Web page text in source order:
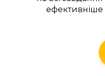
ефективніше